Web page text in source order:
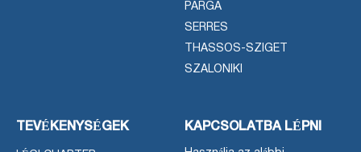
PARGA
SERRES
THASSOS-SZIGET
SZALONIKI
TEVÉKENYSÉGEK KAPCSOLATBA LÉPNI